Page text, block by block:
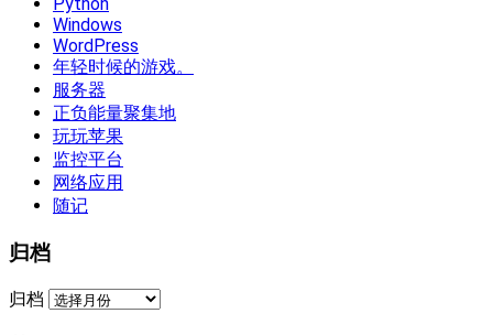
Python
Windows
WordPress
年轻时候的游戏。
服务器
正负能量聚集地
玩玩苹果
监控平台
网络应用
随记
归档
归档